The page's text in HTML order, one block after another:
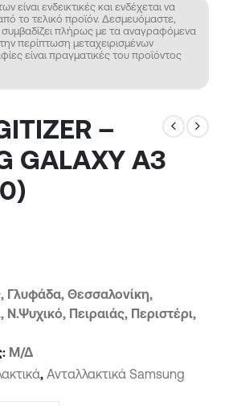
είναι ενδεικτικές και ενδέχεται να
το τελικό προϊόν. Δεσμευόμαστε,
πλήρως με τα αναγραφόμενα
περίπτωση μεταχειρισμένων
είναι πραγματικές του προϊόντος
–
GALAXY A3
Γλυφάδα, Θεσσαλονίκη,
Πειραιάς, Περιστέρι,
Μ/Δ
, Ανταλλακτικά Samsung